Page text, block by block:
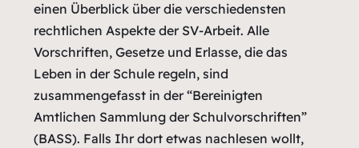
einen Überblick über die verschiedensten
rechtlichen Aspekte der SV-Arbeit. Alle
Vorschriften, Gesetze und Erlasse, die das
Leben in der Schule regeln, sind
zusammengefasst in der “Bereinigten
Amtlichen Sammlung der Schulvorschriften”
(BASS). Falls Ihr dort etwas nachlesen wollt,